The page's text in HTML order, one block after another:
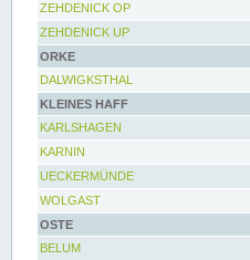
ZEHDENICK OP
ZEHDENICK UP
ORKE
DALWIGKSTHAL
KLEINES HAFF
KARLSHAGEN
KARNIN
UECKERMÜNDE
WOLGAST
OSTE
BELUM